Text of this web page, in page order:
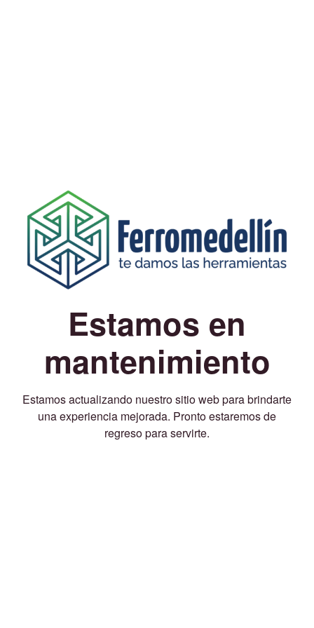
Estamos en
mantenimiento
Estamos actualizando nuestro sitio web para brindarte
una experiencia mejorada. Pronto estaremos de
regreso para servirte.